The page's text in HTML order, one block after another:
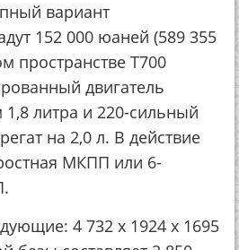
вариант
152 000 юаней (589 355
пространстве T700
двигатель
литра и 220-сильный
на 2,0 л. В действие
МКПП или 6-
4 732 х 1924 х 1695